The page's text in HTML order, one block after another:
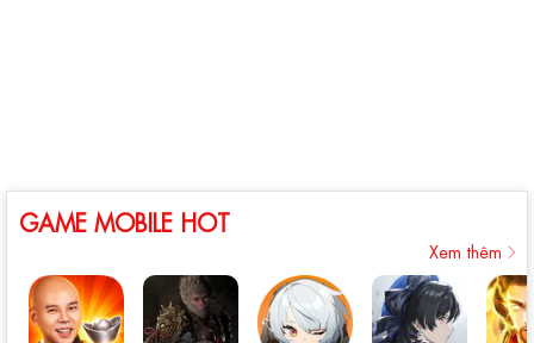
GAME MOBILE HOT
Xem thêm